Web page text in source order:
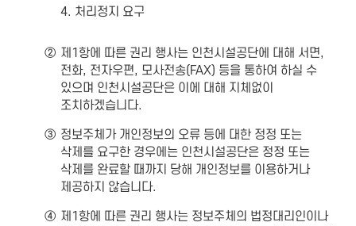
4. 처리정지 요구
② 제1항에 따른 권리 행사는 인천시설공단에 대해 서면,
전화, 전자우편, 모사전송(FAX) 등을 통하여 하실 수
있으며 인천시설공단은 이에 대해 지체없이
조치하겠습니다.
③ 정보주체가 개인정보의 오류 등에 대한 정정 또는
삭제를 요구한 경우에는 인천시설공단은 정정 또는
삭제를 완료할 때까지 당해 개인정보를 이용하거나
제공하지 않습니다.
④ 제1항에 따른 권리 행사는 정보주체의 법정대리인이나